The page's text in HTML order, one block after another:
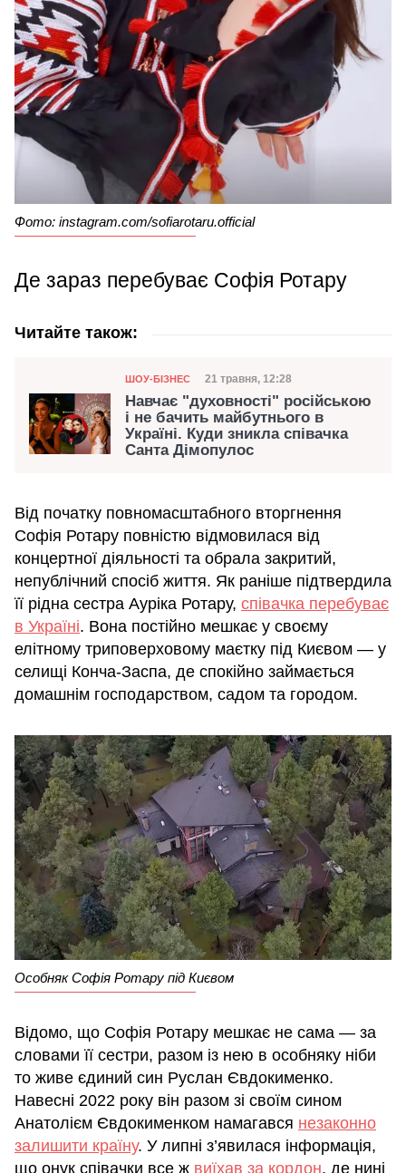
Фото: instagram.com/sofiarotaru.official
Де зараз перебуває Софія Ротару
Читайте також:
Категорія
ШОУ-БІЗНЕС Дата публікації
21 травня, 12:28
Навчає "духовності" російською
і не бачить майбутнього в
Україні. Куди зникла співачка
Санта Дімопулос
Від початку повномасштабного вторгнення
Софія Ротару повністю відмовилася від
концертної діяльності та обрала закритий,
непублічний спосіб життя. Як раніше підтвердила
її рідна сестра Ауріка Ротару, співачка перебуває
в Україні. Вона постійно мешкає у своєму
елітному триповерховому маєтку під Києвом — у
селищі Конча-Заспа, де спокійно займається
домашнім господарством, садом та городом.
Особняк Софія Ротару під Києвом
Відомо, що Софія Ротару мешкає не сама — за
словами її сестри, разом із нею в особняку ніби
то живе єдиний син Руслан Євдокименко.
Навесні 2022 року він разом зі своїм сином
Анатолієм Євдокименком намагався незаконно
залишити країну. У липні з’явилася інформація,
що онук співачки все ж виїхав за кордон, де нині